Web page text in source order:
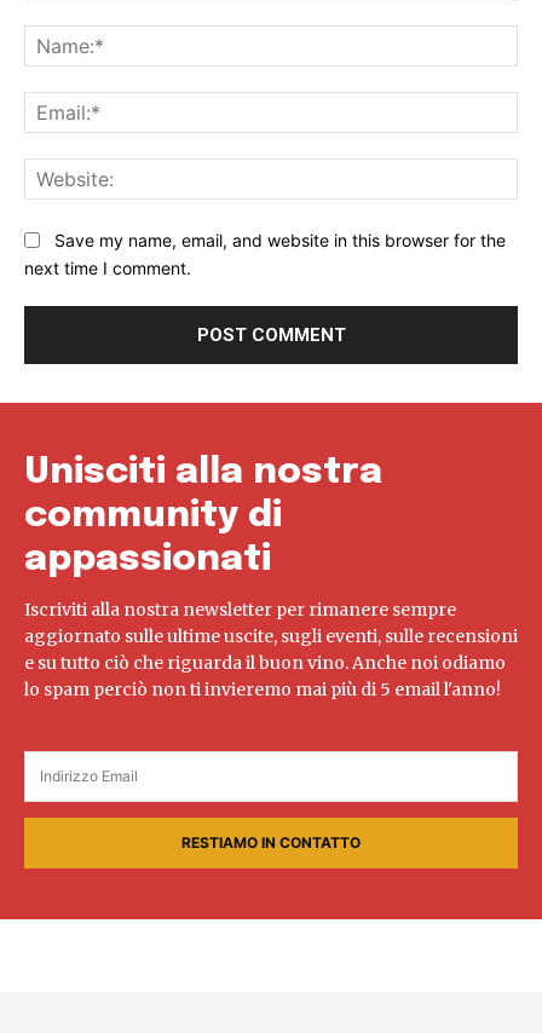
Save my name, email, and website in this browser for the
next time I comment.
Unisciti alla nostra
community di
appassionati
Iscriviti alla nostra newsletter per rimanere sempre
aggiornato sulle ultime uscite, sugli eventi, sulle recensioni
e su tutto ciò che riguarda il buon vino. Anche noi odiamo
lo spam perciò non ti invieremo mai più di 5 email l'anno!
RESTIAMO IN CONTATTO